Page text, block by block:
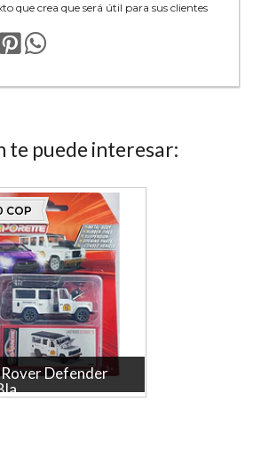
que crea que será útil para sus clientes
te puede interesar:
COP
Rover Defender